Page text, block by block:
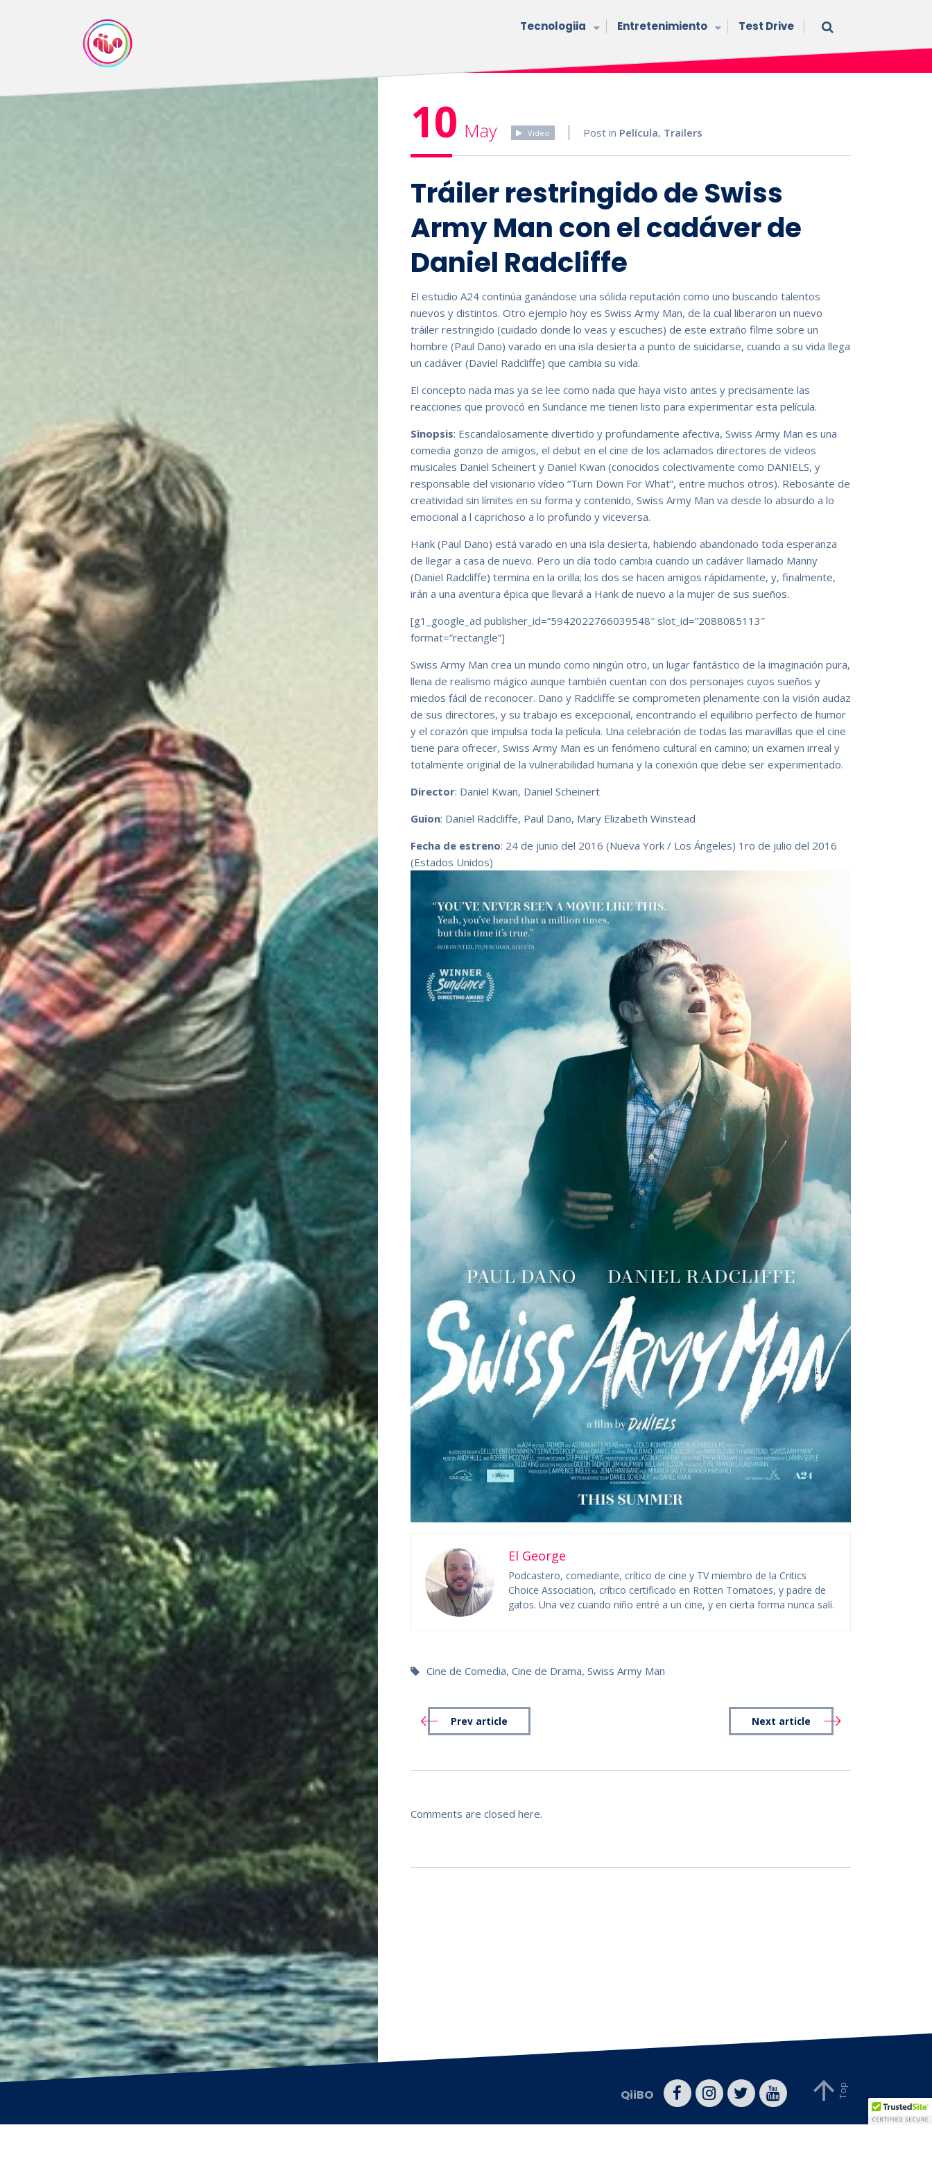
Tecnologiia Entretenimiento Test Drive
10 May Video Post in Película, Trailers
Tráiler restringido de Swiss
Army Man con el cadáver de
Daniel Radcliffe
El estudio A24 continúa ganándose una sólida reputación como uno buscando talentos
nuevos y distintos. Otro ejemplo hoy es Swiss Army Man, de la cual liberaron un nuevo
tráiler restringido (cuidado donde lo veas y escuches) de este extraño filme sobre un
hombre (Paul Dano) varado en una isla desierta a punto de suicidarse, cuando a su vida llega
un cadáver (Daviel Radcliffe) que cambia su vida.
El concepto nada mas ya se lee como nada que haya visto antes y precisamente las
reacciones que provocó en Sundance me tienen listo para experimentar esta película.
Sinopsis: Escandalosamente divertido y profundamente afectiva, Swiss Army Man es una
comedia gonzo de amigos, el debut en el cine de los aclamados directores de videos
musicales Daniel Scheinert y Daniel Kwan (conocidos colectivamente como DANIELS, y
responsable del visionario vídeo “Turn Down For What”, entre muchos otros). Rebosante de
creatividad sin límites en su forma y contenido, Swiss Army Man va desde lo absurdo a lo
emocional a l caprichoso a lo profundo y viceversa.
Hank (Paul Dano) está varado en una isla desierta, habiendo abandonado toda esperanza
de llegar a casa de nuevo. Pero un día todo cambia cuando un cadáver llamado Manny
(Daniel Radcliffe) termina en la orilla; los dos se hacen amigos rápidamente, y, finalmente,
irán a una aventura épica que llevará a Hank de nuevo a la mujer de sus sueños.
[g1_google_ad publisher_id=”5942022766039548″ slot_id=”2088085113″
format=”rectangle”]
Swiss Army Man crea un mundo como ningún otro, un lugar fantástico de la imaginación pura,
llena de realismo mágico aunque también cuentan con dos personajes cuyos sueños y
miedos fácil de reconocer. Dano y Radcliffe se comprometen plenamente con la visión audaz
de sus directores, y su trabajo es excepcional, encontrando el equilibrio perfecto de humor
y el corazón que impulsa toda la película. Una celebración de todas las maravillas que el cine
tiene para ofrecer, Swiss Army Man es un fenómeno cultural en camino; un examen irreal y
totalmente original de la vulnerabilidad humana y la conexión que debe ser experimentado.
Director: Daniel Kwan, Daniel Scheinert
Guion: Daniel Radcliffe, Paul Dano, Mary Elizabeth Winstead
Fecha de estreno: 24 de junio del 2016 (Nueva York / Los Ángeles) 1ro de julio del 2016
(Estados Unidos)
El George
Podcastero, comediante, crítico de cine y TV miembro de la Critics
Choice Association, crítico certificado en Rotten Tomatoes, y padre de
gatos. Una vez cuando niño entré a un cine, y en cierta forma nunca salí.
Cine de Comedia,Cine de Drama,Swiss Army Man
Prev article Next article
Comments are closed here.
QiiBO